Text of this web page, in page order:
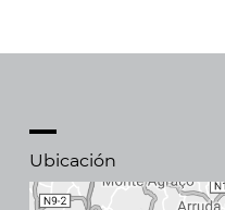
Ubicación